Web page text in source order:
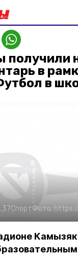
получили
в
в
СпортФото: